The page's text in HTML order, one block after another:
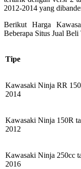
2012-2014 yang
Berikut Harga
Beberapa Situs Jual Beli
Tipe
Kawasaki Ninja RR
2014
Kawasaki Ninja 150R
2012
Kawasaki Ninja 250cc
2016